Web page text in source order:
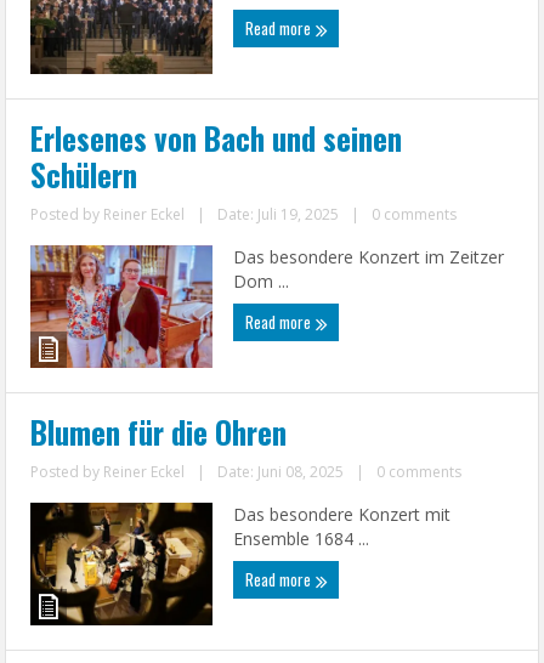
Read more
Erlesenes von Bach und seinen
Schülern
Posted by Reiner Eckel | Date: Juli 19, 2025 | 0 comments
Das besondere Konzert im Zeitzer
Dom ...
Read more
Blumen für die Ohren
Posted by Reiner Eckel | Date: Juni 08, 2025 | 0 comments
Das besondere Konzert mit
Ensemble 1684 ...
Read more